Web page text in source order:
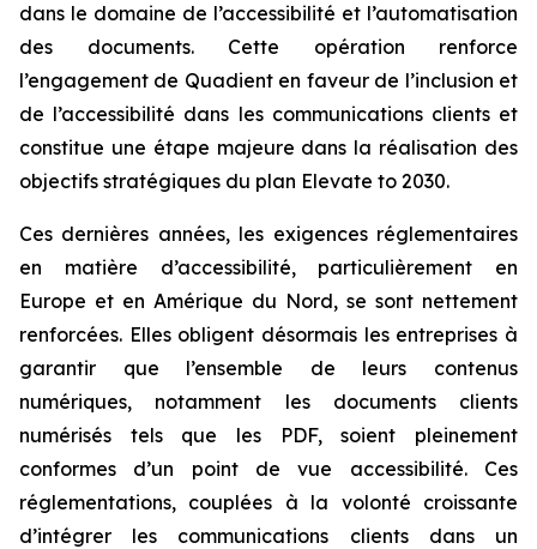
dans le domaine de l’accessibilité et l’automatisation
des documents. Cette opération renforce
l’engagement de Quadient en faveur de l’inclusion et
de l’accessibilité dans les communications clients et
constitue une étape majeure dans la réalisation des
objectifs stratégiques du plan Elevate to 2030.
Ces dernières années, les exigences réglementaires
en matière d’accessibilité, particulièrement en
Europe et en Amérique du Nord, se sont nettement
renforcées. Elles obligent désormais les entreprises à
garantir que l’ensemble de leurs contenus
numériques, notamment les documents clients
numérisés tels que les PDF, soient pleinement
conformes d’un point de vue accessibilité. Ces
réglementations, couplées à la volonté croissante
d’intégrer les communications clients dans un